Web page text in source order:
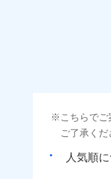
こちらで
ご了承くだ
人気順